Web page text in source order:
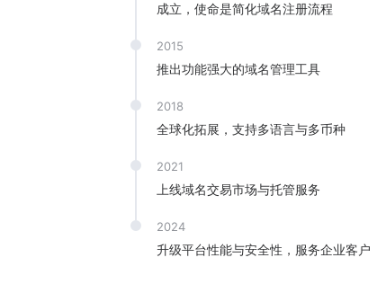
成立，使命是简化域名注册流程
2015
推出功能强大的域名管理工具
2018
全球化拓展，支持多语言与多币种
2021
上线域名交易市场与托管服务
2024
升级平台性能与安全性，服务企业客户